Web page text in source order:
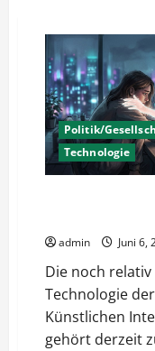
Politik/
Technologie
admin Juni 6,
Die noch
Technologie der
Künstlichen
gehört derzeit